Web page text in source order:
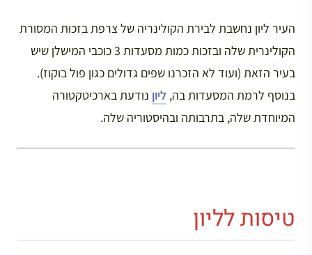
העיר ליון נחשבת לבירת הקולינריה של צרפת בזכות המסורת
הקולינרית שלה ובזכות כמות מסעדות 3 כוכבי המישלן שיש
בעיר הזאת (ועוד לא הזכרנו שפים גדולים כגון פול בוקוז).
בנוסף לרמת המסעדות בה, ליון נודעת בארכיטקטורה
המיוחדת שלה, בתרבותה ובהיסטוריה שלה.
טיסות לליון